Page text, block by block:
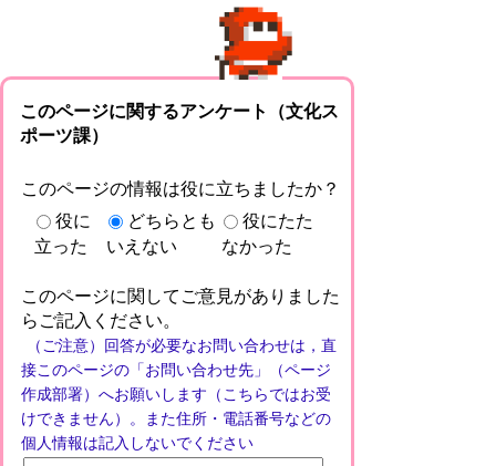
このページに関するアンケート（文化ス
ポーツ課）
このページの情報は役に立ちましたか？
役に
立った
どちらとも
いえない
役にたた
なかった
このページに関してご意見がありました
らご記入ください。
（ご注意）回答が必要なお問い合わせは，直
接このページの「お問い合わせ先」（ページ
作成部署）へお願いします（こちらではお受
けできません）。また住所・電話番号などの
個人情報は記入しないでください